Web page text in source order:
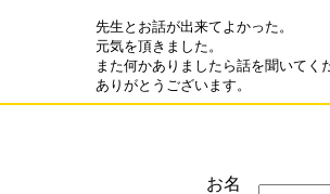
先生とお話が出来てよかった。
元気を頂きました。
また何かありましたら話を聞いてく
ありがとうございます。
お名